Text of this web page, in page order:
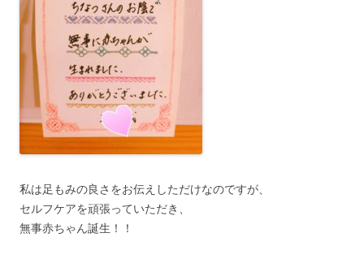
私は足もみの良さをお伝えしただけなのですが、
セルフケアを頑張っていただき、
無事赤ちゃん誕生！！